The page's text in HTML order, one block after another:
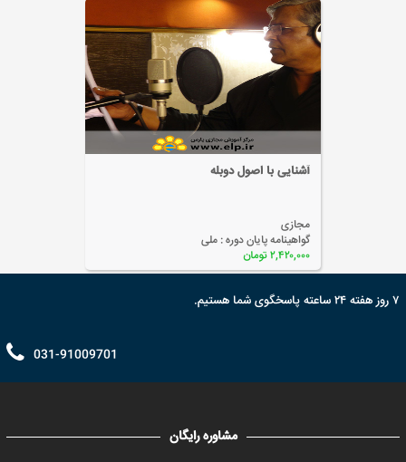
آشنایی با اصول دوبله
مجازی
گواهینامه پایان دوره : ملی
۲,۴۲۰,۰۰۰ تومان
۷ روز هفته ۲۴ ساعته پاسخگوی شما هستیم.
031-91009701
مشاوره رایگان